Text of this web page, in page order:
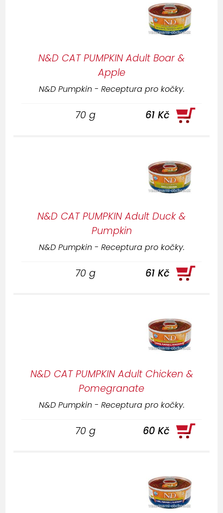
N&D CAT PUMPKIN Adult Boar &
Apple
N&D Pumpkin - Receptura pro kočky.
70 g 61 Kč
N&D CAT PUMPKIN Adult Duck &
Pumpkin
N&D Pumpkin - Receptura pro kočky.
70 g 61 Kč
N&D CAT PUMPKIN Adult Chicken &
Pomegranate
N&D Pumpkin - Receptura pro kočky.
70 g 60 Kč